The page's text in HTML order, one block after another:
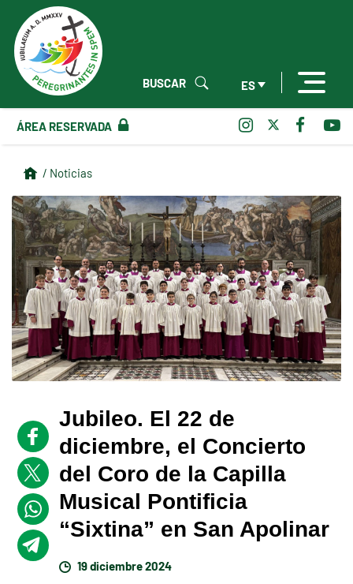
ES
BUSCAR
ÁREA RESERVADA
/ Noticias
Jubileo. El 22 de
diciembre, el Concierto
del Coro de la Capilla
Musical Pontificia
“Sixtina” en San Apolinar
19 diciembre 2024